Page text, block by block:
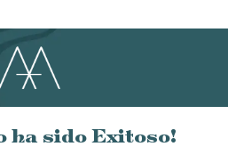
ha sido Exitoso!